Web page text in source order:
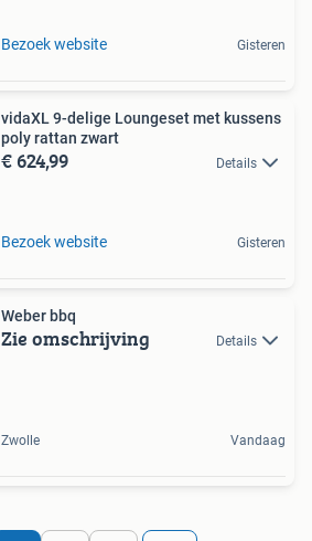
Bezoek website Gisteren
vidaXL 9-delige Loungeset met kussens
poly rattan zwart
€ 624,99 Details
Bezoek website Gisteren
Weber bbq
Zie omschrijving Details
Zwolle Vandaag